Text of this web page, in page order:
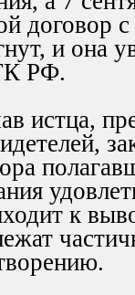
договор
и она
РФ.
истца,
к